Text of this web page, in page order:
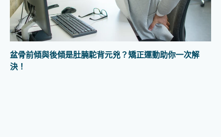
盆骨前傾與後傾是肚腩駝背元兇？矯正運動助你一次解
決！